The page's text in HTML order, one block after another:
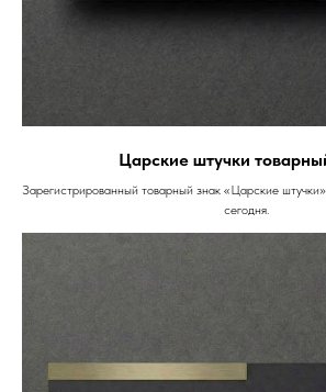
Царские штучки
Зарегистрированный товарный знак «Царские
сегодня.